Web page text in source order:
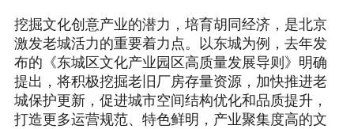
挖掘文化创意产业的潜力，培育胡同经济，是北京
激发老城活力的重要着力点。以东城为例，去年发
布的《东城区文化产业园区高质量发展导则》明确
提出，将积极挖掘老旧厂房存量资源，加快推进老
城保护更新，促进城市空间结构优化和品质提升，
打造更多运营规范、特色鲜明，产业聚集度高的文